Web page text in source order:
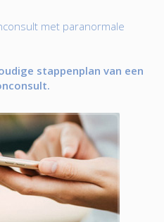
met paranormale
stappenplan van een